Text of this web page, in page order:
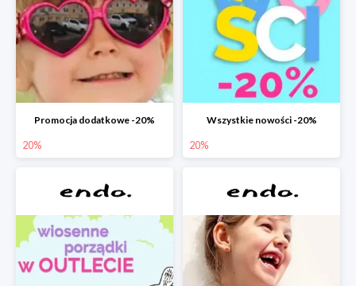
Promocja dodatkowe -20%
20%
Wszystkie nowości -20%
20%